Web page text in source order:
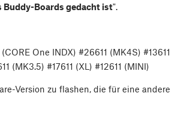
Buddy-Boards gedacht ist".
One INDX) #26611 (MK4S) #13611
(MK3.5) #17611 (XL) #12611 (MINI)
Version zu flashen, die für eine andere